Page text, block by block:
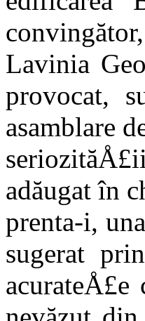
Lavinia
provocat,
asambla­re
adăugat în
prenta-i,
sugerat